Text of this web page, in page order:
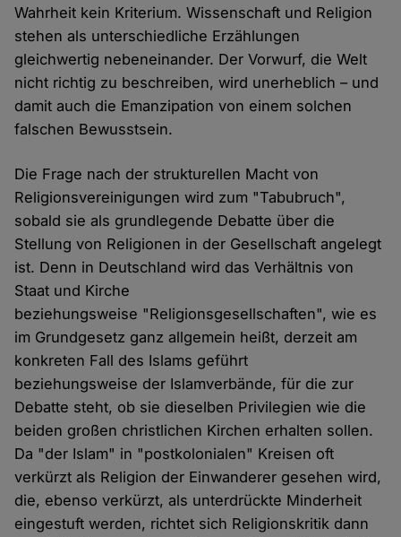
Wahrheit kein Kriterium. Wissenschaft und Religion
stehen als unterschiedliche Erzählungen
gleichwertig nebeneinander. Der Vorwurf, die Welt
nicht richtig zu beschreiben, wird unerheblich – und
damit auch die Emanzipation von einem solchen
falschen Bewusstsein.
Die Frage nach der strukturellen Macht von
Religionsvereinigungen wird zum "Tabubruch",
sobald sie als grundlegende Debatte über die
Stellung von Religionen in der Gesellschaft angelegt
ist. Denn in Deutschland wird das Verhältnis von
Staat und Kirche
beziehungsweise "Religionsgesellschaften", wie es
im Grundgesetz ganz allgemein heißt, derzeit am
konkreten Fall des Islams geführt
beziehungsweise der Islamverbände, für die zur
Debatte steht, ob sie dieselben Privilegien wie die
beiden großen christlichen Kirchen erhalten sollen.
Da "der Islam" in "postkolonialen" Kreisen oft
verkürzt als Religion der Einwanderer gesehen wird,
die, ebenso verkürzt, als unterdrückte Minderheit
eingestuft werden, richtet sich Religionskritik dann